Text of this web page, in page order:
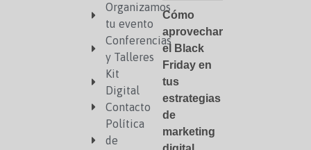
Organizamos
tu evento
Conferencias
y Talleres
Kit
Digital
Contacto
Política
de
Cómo
aprovechar
el Black
Friday en
tus
estrategias
de
marketing